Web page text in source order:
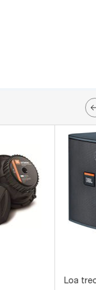
Loa